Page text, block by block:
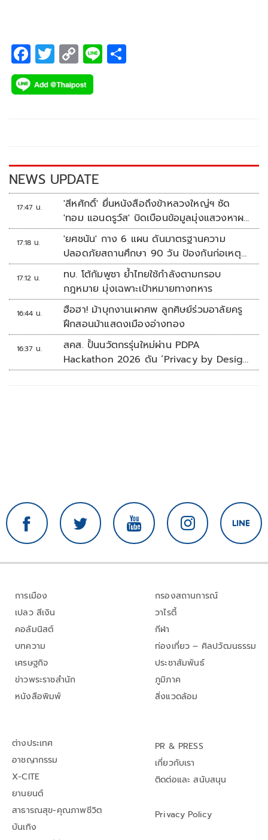
F
ac
e
k
T
wi
tt
C
o
p
k
Li
NEWS UPDATE
17:47 น.
'สีหศักดิ์' ยื่นหนังสือถึงข้าหลวงใหญ่ฯ ซัด
'ทอม แอนดรูว์ส' บิดเบือนข้อมูลมุ่งแสวงหาผล
ประโยชน์ทางการเมือง
17:18 น.
'ยศชนัน' กาง 6 แผน ดันมาตรฐานความ
ปลอดภัยสถานศึกษา 90 วัน ป้องกันก่อเหตุ
รุนแรง
17:12 น.
ทบ. โต้กัมพูชา ย้ำไทยใช้กำลังตามกรอบ
กฎหมาย มุ่งเฉพาะเป้าหมายทางทหาร
16:44 น.
ฮือฮา! ม้าบุกงานเผาศพ ลูกศิษย์ร่วมอาลัยครู
ฝึกสอนม้าแสดงเมืองอ่างทอง
16:37 น.
สคส. ปั้นนวัตกรรุ่นใหม่ผ่าน PDPA
Hackathon 2026 ดัน ‘Privacy by Design
for all’ สู่โซลูชันคุ้มครองข้อมูลส่วนบุคคลที่
การเมือง
เปลว สีเงิน
คอลัมนิสต์
บทความ
เศรษฐกิจ
ข่าวพระราชสำนัก
หนังสือพิมพ์
กรองสถานการณ์
วาไรตี้
กีฬา
ท่องเที่ยว – ศิลปวัฒนธรรม
ประชาสัมพันธ์
ภูมิภาค
สิ่งแวดล้อม
ต่างประเทศ
อาชญากรรม
X-CITE
ยานยนต์
สาธารณสุข-คุณภาพชีวิต
บันเทิง
PR & PRESS
เกี่ยวกับเรา
ติดต่อและ สนับสนุน
Privacy Policy